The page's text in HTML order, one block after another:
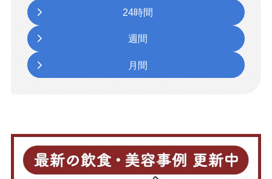
24時間
週間
月間